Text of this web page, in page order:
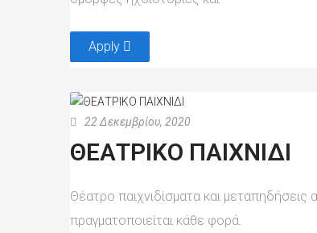
Apply
22 Δεκεμβρίου, 2020
ΘΕΑΤΡΙΚΟ ΠΑΙΧΝΙΔΙ
Θέατρο παιχνιδίσματα και
πραγματοποιείται κάθε φορά.